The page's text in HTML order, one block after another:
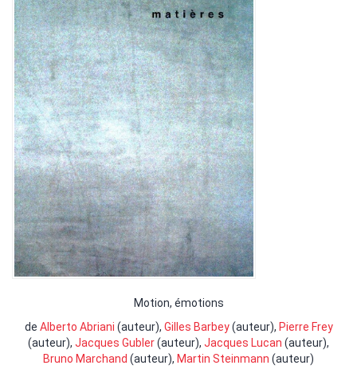
Motion, émotions
de Alberto Abriani (auteur), Gilles Barbey(auteur), Pierre Frey
(auteur), Jacques Gubler(auteur), Jacques Lucan (auteur),
Bruno Marchand (auteur), Martin Steinmann (auteur)